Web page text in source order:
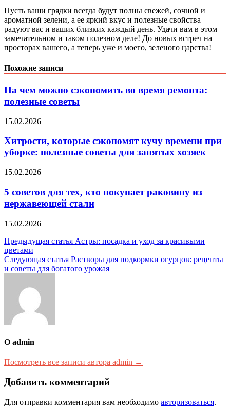
Пусть ваши грядки всегда будут полны свежей, сочной и
ароматной зелени, а ее яркий вкус и полезные свойства
радуют вас и ваших близких каждый день. Удачи вам в этом
замечательном и таком полезном деле! До новых встреч на
просторах вашего, а теперь уже и моего, зеленого царства!
Похожие записи
На чем можно сэкономить во время ремонта:
полезные советы
15.02.2026
Хитрости, которые сэкономят кучу времени при
уборке: полезные советы для занятых хозяек
15.02.2026
5 советов для тех, кто покупает раковину из
нержавеющей стали
15.02.2026
Навигация
по
записям
Предыдущая статья Астры: посадка и уход за красивыми
цветами
Следующая статья Растворы для подкормки огурцов: рецепты
и советы для богатого урожая
О admin
Посмотреть все записи автора admin →
Добавить комментарий
Для отправки комментария вам необходимо авторизоваться.